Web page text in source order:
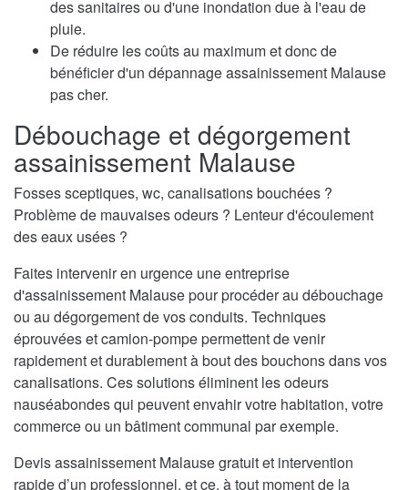
des sanitaires ou d'une inondation due à l'eau de
pluie.
De réduire les coûts au maximum et donc de
bénéficier d'un dépannage assainissement Malause
pas cher.
Débouchage et dégorgement
assainissement Malause
Fosses sceptiques, wc, canalisations bouchées ?
Problème de mauvaises odeurs ? Lenteur d'écoulement
des eaux usées ?
Faites intervenir en urgence une entreprise
d'assainissement Malause pour procéder au débouchage
ou au dégorgement de vos conduits. Techniques
éprouvées et camion-pompe permettent de venir
rapidement et durablement à bout des bouchons dans vos
canalisations. Ces solutions éliminent les odeurs
nauséabondes qui peuvent envahir votre habitation, votre
commerce ou un bâtiment communal par exemple.
Devis assainissement Malause gratuit et intervention
rapide d’un professionnel, et ce, à tout moment de la